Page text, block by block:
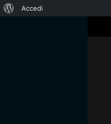
Informazioni
Accedi